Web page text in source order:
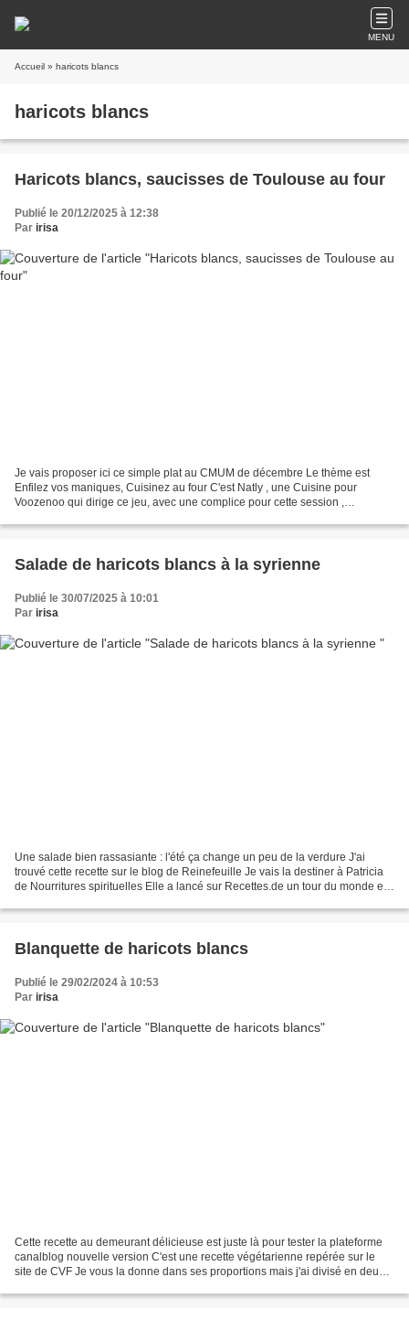
MENU
Accueil » haricots blancs
haricots blancs
Haricots blancs, saucisses de Toulouse au four
Publié le 20/12/2025 à 12:38
Par irisa
Je vais proposer ici ce simple plat au CMUM de décembre Le thème est
Enfilez vos maniques, Cuisinez au four C'est Natly , une Cuisine pour
Voozenoo qui dirige ce jeu, avec une complice pour cette session ,
Salade de haricots blancs à la syrienne
Publié le 30/07/2025 à 10:01
Par irisa
Une salade bien rassasiante : l'été ça change un peu de la verdure J'ai
trouvé cette recette sur le blog de Reinefeuille Je vais la destiner à Patricia
de Nourritures spirituelles Elle a lancé sur Recettes.de un tour du monde en
Blanquette de haricots blancs
Publié le 29/02/2024 à 10:53
Par irisa
Cette recette au demeurant délicieuse est juste là pour tester la plateforme
canalblog nouvelle version C'est une recette végétarienne repérée sur le
site de CVF Je vous la donne dans ses proportions mais j'ai divisé en deux